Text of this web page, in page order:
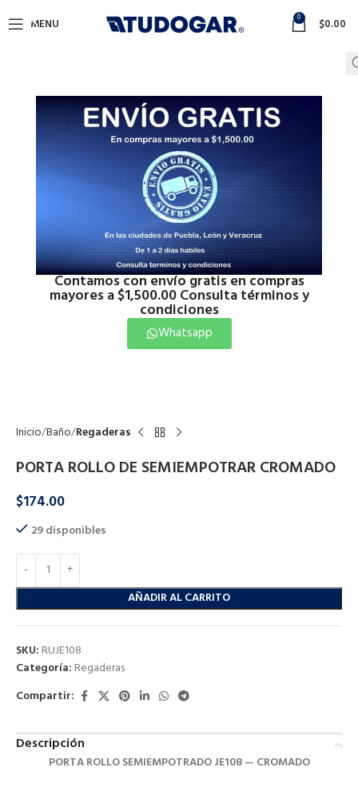
Contamos con envío gratis en compras
mayores a $1,500.00 Consulta términos y
condiciones
Whatsapp
MENU 0 $0.00
Inicio Baño Regaderas
PORTA ROLLO DE SEMIEMPOTRAR CROMADO
$174.00
29 disponibles
AÑADIR AL CARRITO
SKU: RUJE108
Categoría: Regaderas
Compartir:
Descripción
PORTA ROLLO SEMIEMPOTRADO JE108 — CROMADO